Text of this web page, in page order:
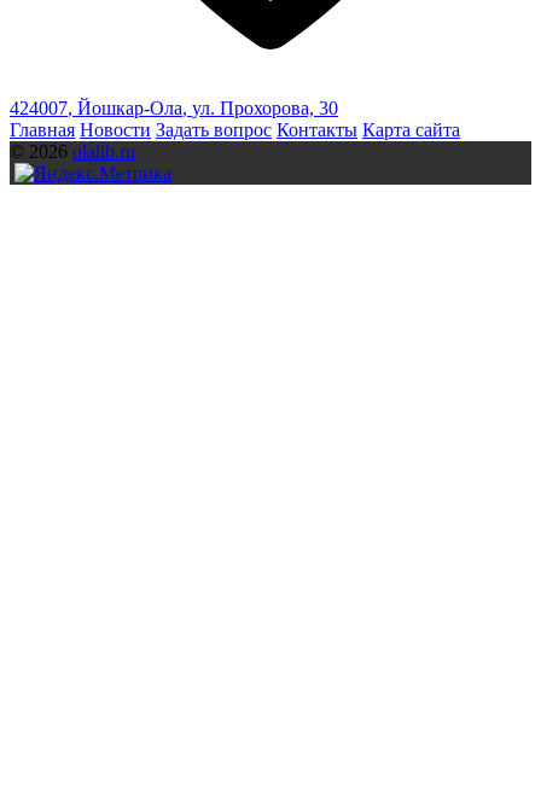
424007, Йошкар-Ола, ул. Прохорова, 30
Главная Новости Задать вопрос Контакты Карта сайта
© 2026 olalib.ru